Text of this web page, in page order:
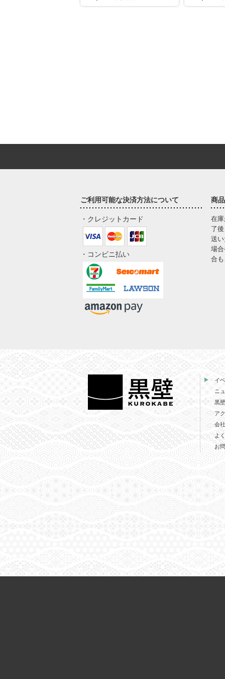
ご利用可能な決済方法について
・クレジットカード
・コンビニ払い
商
在
了
送
場
合
イ
ニ
黒
ア
会
よ
お